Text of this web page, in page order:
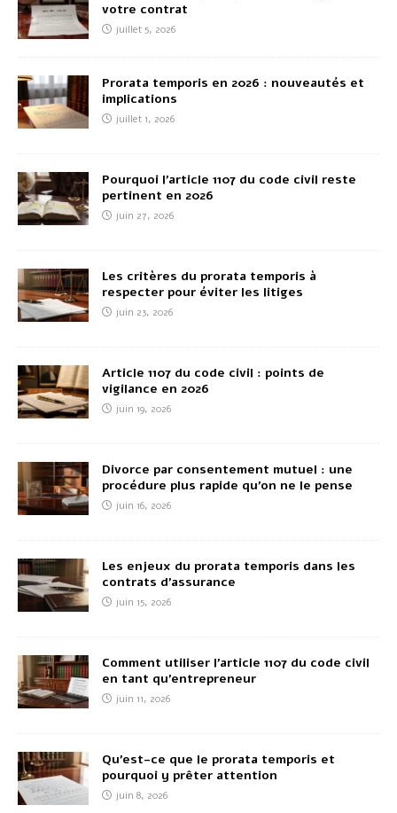
votre contrat
juillet 5, 2026
Prorata temporis en 2026 : nouveautés et
implications
juillet 1, 2026
Pourquoi l’article 1107 du code civil reste
pertinent en 2026
juin 27, 2026
Les critères du prorata temporis à
respecter pour éviter les litiges
juin 23, 2026
Article 1107 du code civil : points de
vigilance en 2026
juin 19, 2026
Divorce par consentement mutuel : une
procédure plus rapide qu’on ne le pense
juin 16, 2026
Les enjeux du prorata temporis dans les
contrats d’assurance
juin 15, 2026
Comment utiliser l’article 1107 du code civil
en tant qu’entrepreneur
juin 11, 2026
Qu’est-ce que le prorata temporis et
pourquoi y prêter attention
juin 8, 2026